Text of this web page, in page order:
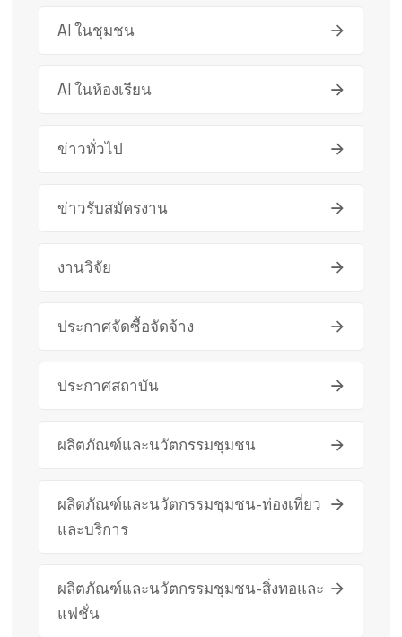
AI ในชุมชน
AI ในห้องเรียน
ข่าวทั่วไป
ข่าวรับสมัครงาน
งานวิจัย
ประกาศจัดซื้อจัดจ้าง
ประกาศสถาบัน
ผลิตภัณฑ์และนวัตกรรมชุมชน
ผลิตภัณฑ์และนวัตกรรมชุมชน-ท่องเที่ยว
และบริการ
ผลิตภัณฑ์และนวัตกรรมชุมชน-สิ่งทอและ
แฟชั่น